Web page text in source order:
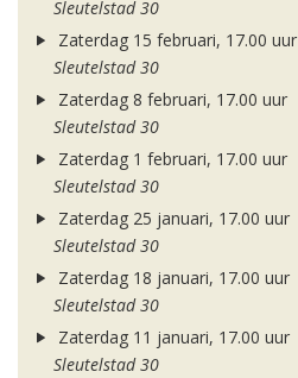
Sleutelstad 30
Zaterdag 15 februari, 17.00 uur
Sleutelstad 30
Zaterdag 8 februari, 17.00 uur
Sleutelstad 30
Zaterdag 1 februari, 17.00 uur
Sleutelstad 30
Zaterdag 25 januari, 17.00 uur
Sleutelstad 30
Zaterdag 18 januari, 17.00 uur
Sleutelstad 30
Zaterdag 11 januari, 17.00 uur
Sleutelstad 30